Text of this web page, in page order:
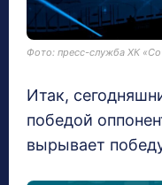
Фото: пресс-служба ХК
Итак,
победой
вырывает